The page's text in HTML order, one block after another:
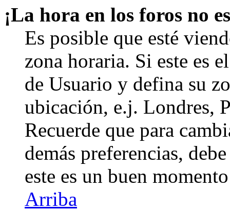
¡La hora en los foros no
Es posible que esté
zona horaria. Si este es
de Usuario y defina su
ubicación, e.j. Londres,
Recuerde que para
demás preferencias,
este es un buen
Arriba